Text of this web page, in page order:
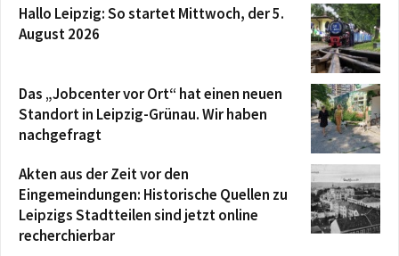
Hallo Leipzig: So startet Mittwoch, der 5.
August 2026
Das „Jobcenter vor Ort“ hat einen neuen
Standort in Leipzig-Grünau. Wir haben
nachgefragt
Akten aus der Zeit vor den
Eingemeindungen: Historische Quellen zu
Leipzigs Stadtteilen sind jetzt online
recherchierbar